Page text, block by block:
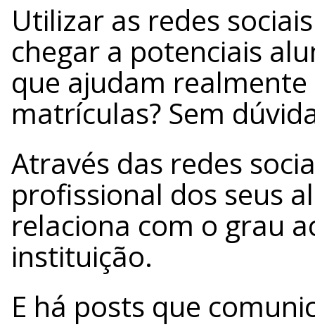
Utilizar as redes
chegar a potenciais
que ajudam
matrículas? Sem
Através das redes
profissional dos seus
relaciona com o grau
instituição.
E há posts que